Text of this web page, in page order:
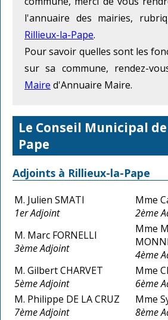
l'annuaire des mairies,
Rillieux-la-Pape.
Pour savoir quelles sont les
sur sa commune, rendez-
Maire d'Annuaire Maire.
Le Conseil Municipal
Pape
Adjoints à Rillieux-la-Pape
M. Julien SMATI
1er Adjoint
Mme
2ème
M. Marc FORNELLI
3ème Adjoint
Mme
4ème
M. Gilbert CHARVET
5ème Adjoint
Mme
6ème
M. Philippe DE LA CRUZ
7ème Adjoint
Mme
8ème